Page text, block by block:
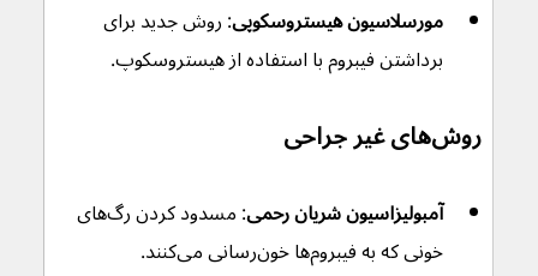
مورسلاسیون هیستروسکوپی: روش جدید برای
برداشتن فیبروم با استفاده از هیستروسکوپ.
روش‌های غیر جراحی
آمبولیزاسیون شریان رحمی
: مسدود کردن رگ‌های
خونی که به فیبروم‌ها خون‌رسانی می‌کنند.